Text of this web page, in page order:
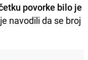
povorke bilo je
navodili da se broj